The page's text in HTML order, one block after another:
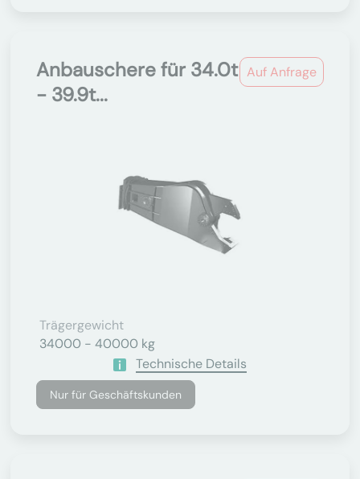
Auf Anfrage
Anbauschere für 34.0t
- 39.9t...
Trägergewicht
34000 - 40000 kg
Technische Details
Nur für Geschäftskunden